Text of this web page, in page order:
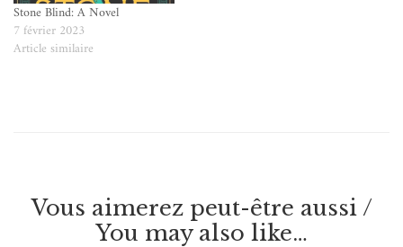
Stone Blind: A Novel
7 février 2023
Article similaire
Vous aimerez peut-être aussi /
You may also like…